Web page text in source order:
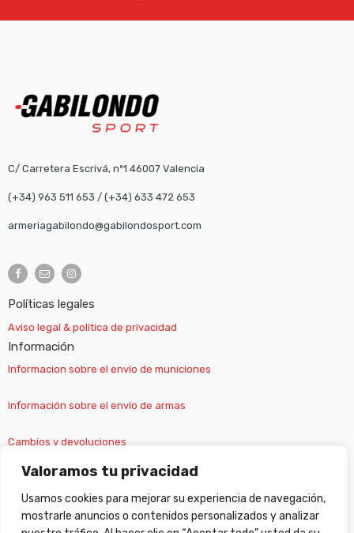
Valoramos tu privacidad
Usamos cookies para mejorar su experiencia de navegación,
mostrarle anuncios o contenidos personalizados y analizar
C/ Carretera Escrivá, nº1 46007 Valencia
(+34) 963 511 653 / (+34) 633 472 653
armeriagabilondo@gabilondosport.com
Políticas legales
Aviso legal & política de privacidad
Información
Informacion sobre el envío de municiones
Información sobre el envío de armas
Cambios y devoluciones